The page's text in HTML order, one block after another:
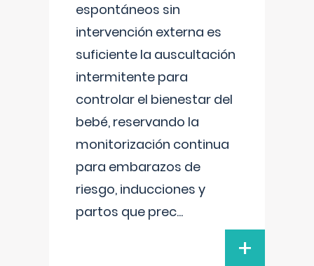
espontáneos sin
intervención externa es
suficiente la auscultación
intermitente para
controlar el bienestar del
bebé, reservando la
monitorización continua
para embarazos de
riesgo, inducciones y
partos que prec...
+